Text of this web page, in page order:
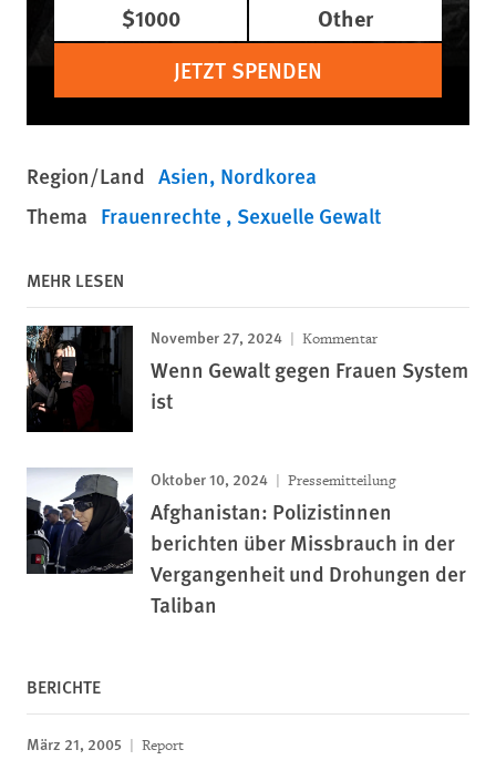
$1000
Other
JETZT SPENDEN
Region/Land Asien Nordkorea
Thema Frauenrechte Sexuelle Gewalt
MEHR LESEN
November 27, 2024 Kommentar
Wenn Gewalt gegen Frauen System
ist
Oktober 10, 2024 Pressemitteilung
Afghanistan: Polizistinnen
berichten über Missbrauch in der
Vergangenheit und Drohungen der
Taliban
BERICHTE
März 21, 2005 Report